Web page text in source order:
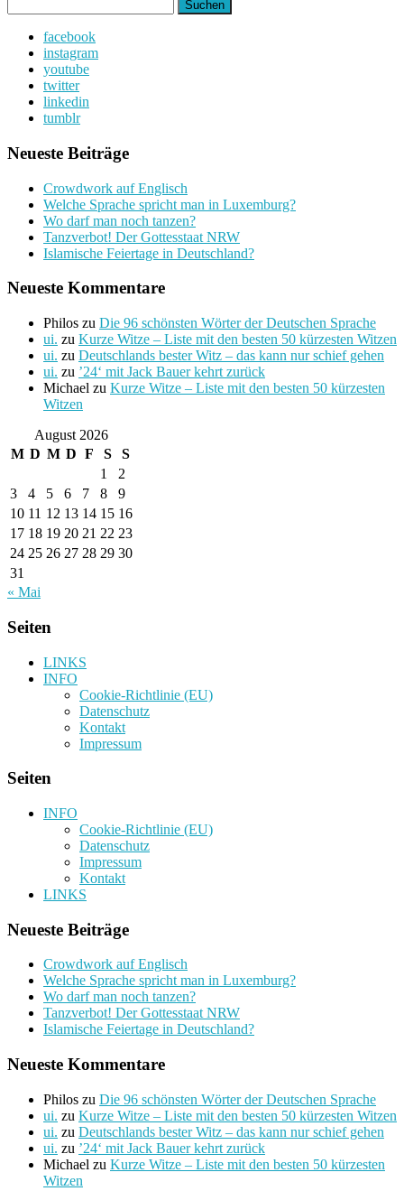
nach:
facebook
instagram
youtube
twitter
linkedin
tumblr
Neueste Beiträge
Crowdwork auf Englisch
Welche Sprache spricht man in Luxemburg?
Wo darf man noch tanzen?
Tanzverbot! Der Gottesstaat NRW
Islamische Feiertage in Deutschland?
Neueste Kommentare
Philos zu Die 96 schönsten Wörter der Deutschen Sprache
ui. zu Kurze Witze – Liste mit den besten 50 kürzesten Witzen
ui. zu Deutschlands bester Witz – das kann nur schief gehen
ui. zu ’24‘ mit Jack Bauer kehrt zurück
Michael zu Kurze Witze – Liste mit den besten 50 kürzesten
Witzen
August 2026
M D M D F S
S
1
2
3
4 5 6 7 8
9
10 11 12 13 14 15 16
17 18 19 20 21 22 23
24 25 26 27 28 29 30
31
« Mai
Seiten
LINKS
INFO
Cookie-Richtlinie (EU)
Datenschutz
Kontakt
Impressum
Seiten
INFO
Cookie-Richtlinie (EU)
Datenschutz
Impressum
Kontakt
LINKS
Neueste Beiträge
Crowdwork auf Englisch
Welche Sprache spricht man in Luxemburg?
Wo darf man noch tanzen?
Tanzverbot! Der Gottesstaat NRW
Islamische Feiertage in Deutschland?
Neueste Kommentare
Philos zu Die 96 schönsten Wörter der Deutschen Sprache
ui. zu Kurze Witze – Liste mit den besten 50 kürzesten Witzen
ui. zu Deutschlands bester Witz – das kann nur schief gehen
ui. zu ’24‘ mit Jack Bauer kehrt zurück
Michael zu Kurze Witze – Liste mit den besten 50 kürzesten
Witzen